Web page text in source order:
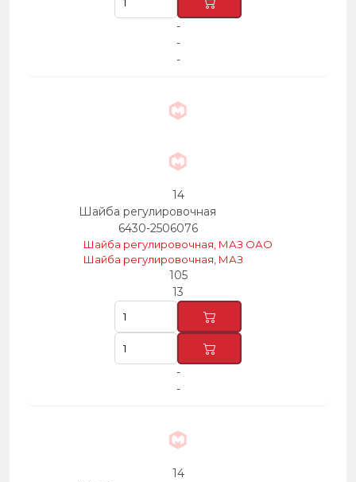
-
-
-
14
Шайба регулировочная
6430-2506076
Шайба регулировочная, МАЗ ОАО
Шайба регулировочная, МАЗ
105
13
-
-
14